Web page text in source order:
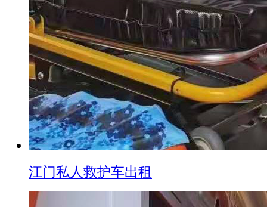
江门私人救护车出租